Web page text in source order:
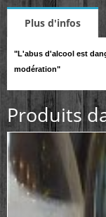
Plus d'infos
"L'abus d'alcool est
modération"
Produits